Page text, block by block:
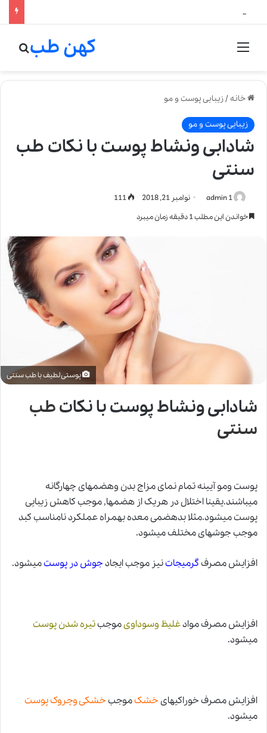
منو کهن طب
خانه/زیبایی پوست و مو
زیبایی پوست و مو
شادابی ونشاط پوست با نکات طب
سنتی
admin 1 نوامبر 21, 2018
خواندن این مطلب 1 دقیقه زمان میبرد
پوستی لطیف با طب سنتی
شادابی ونشاط پوست با نکاتطب
سنتی
پوست ومو آیینه تمام نمای مزاج بدن وهضمهای چهارگانه
میباشند.یقینا اختلال در هریک از هضمها, موجب کاهشزیبایی
پوستمیشود.مثلا بدهضمی معده بهمراه عملکرد نامناسب کبد
موجب جوشهای مختلف میشود.
افزایش مصرفگرمیجاتنیز موجب ایجادجوش در پوستمیشود.
افزایش مصرف موادغلیظ وسوداویموجبتیره شدن پوست
میشود.
افزایش مصرف خوراکیهایخشکموجبخشکی وچروک پوست
میشود.